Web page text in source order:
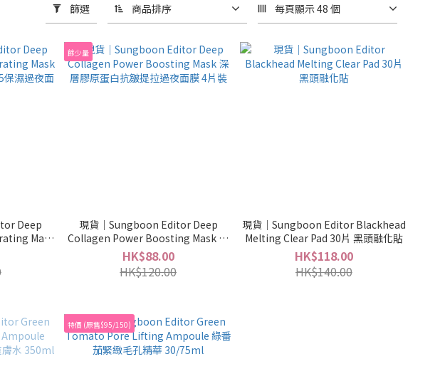
篩選 商品排序 每頁顯示 48 個
Deep
Mask
濕過夜面
餘少量
現貨｜Sungboon Editor Deep
Collagen Power Boosting Mask 深
層膠原蛋白抗皺提拉過夜面膜 4片裝
HK$88.00
HK$120.00
現貨｜Sungboon Editor Blackhead
Melting Clear Pad 30片 黑頭融化貼
HK$118.00
HK$140.00
特價 (原售$95/150)